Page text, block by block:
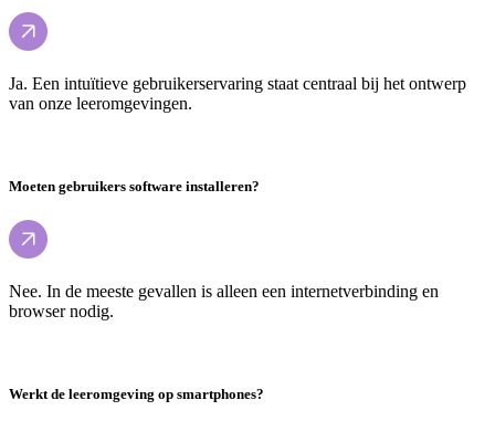
Ja. Een intuïtieve gebruikerservaring staat centraal bij het ontwerp
van onze leeromgevingen.
Moeten gebruikers software installeren?
Nee. In de meeste gevallen is alleen een internetverbinding en
browser nodig.
Werkt de leeromgeving op smartphones?